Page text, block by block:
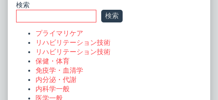
Primary
Sidebar
検索
検索
プライマリケア
リハビリテーション技術
リハビリテーション技術
保健・体育
免疫学・血清学
内分泌・代謝
内科学一般